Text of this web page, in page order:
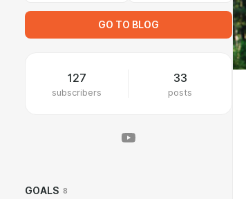
GO TO BLOG
127
subscribers
33
posts
GOALS 8